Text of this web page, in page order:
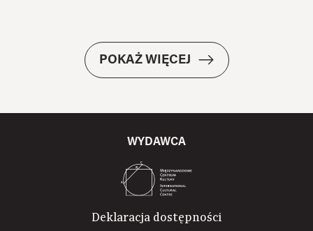
POKAŻ WIĘCEJ
WYDAWCA
Deklaracja dostępności